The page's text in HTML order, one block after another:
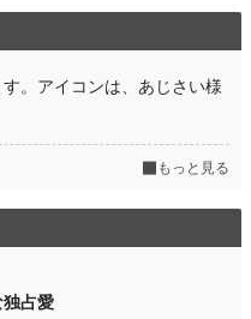
。アイコンは、あじさい様
もっと見る
占愛